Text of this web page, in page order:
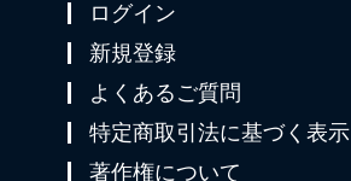
ログイン
新規登録
よくあるご質問
特定商取引法に基づく表示
著作権について